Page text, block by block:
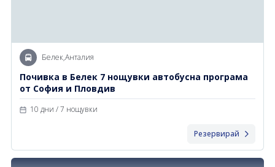
Белек,Анталия
Почивка в Белек 7 нощувки автобусна програма
от София и Пловдив
10 дни / 7 нощувки
Резервирай